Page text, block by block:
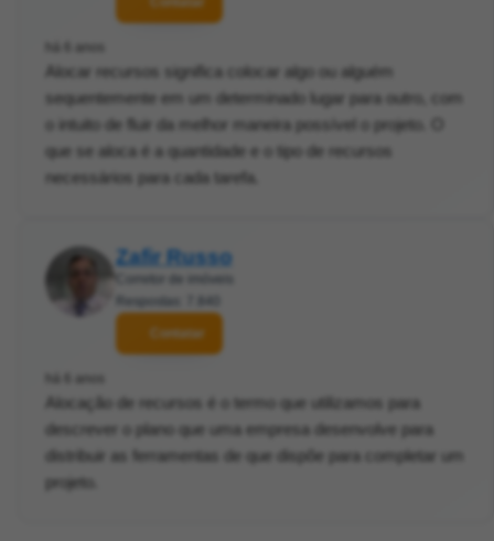
Alocar recursos significa colocar algo ou alguém
sequentemente em um determinado lugar para outro, com
o intuito de fluir da melhor maneira possível o projeto. O
que se aloca é a quantidade e o tipo de recursos
necessários para cada tarefa.
Zafir Russo
Contatar
Alocação de recursos é o termo que utilizamos para
descrever o plano que uma empresa desenvolve para
distribuir as ferramentas de que dispõe para completar um
projeto.